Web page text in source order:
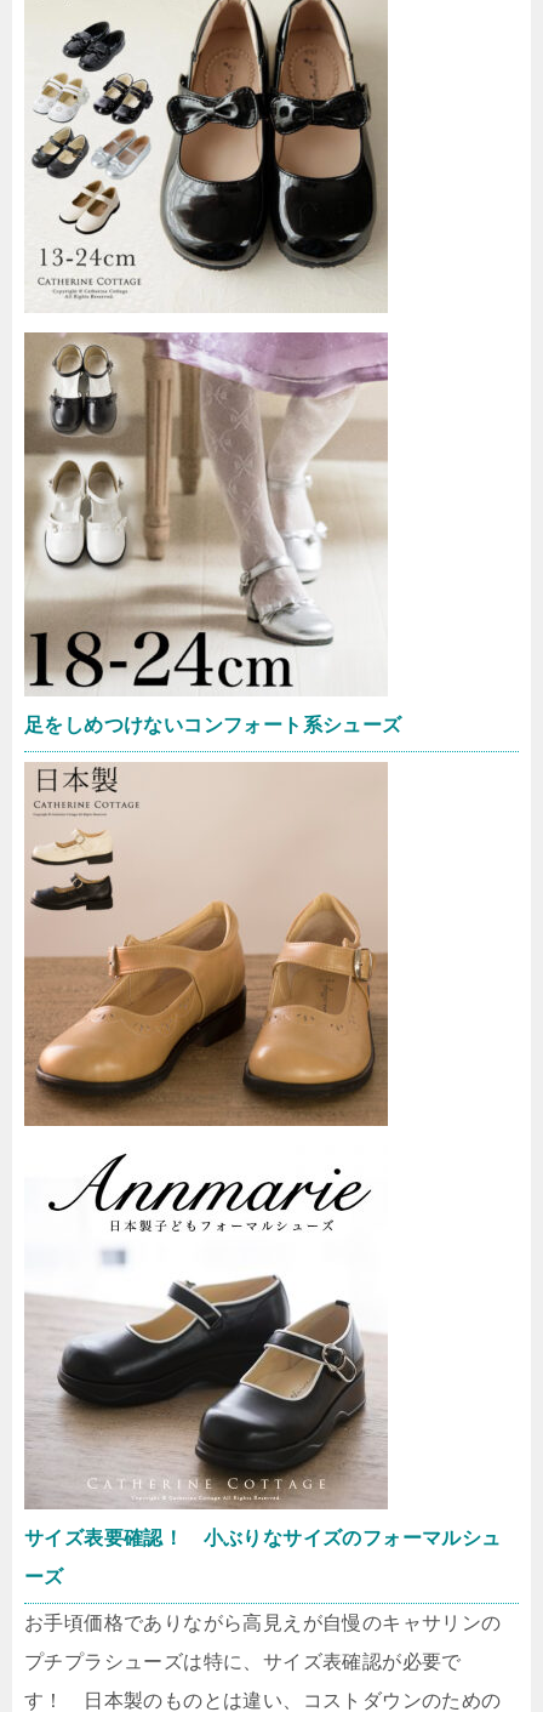
足をしめつけないコンフォート系シューズ
サイズ表要確認！ 小ぶりなサイズのフォーマルシュ
ーズ
お手頃価格でありながら高見えが自慢のキャサリンの
プチプラシューズは特に、サイズ表確認が必要で
す！ 日本製のものとは違い、コストダウンのための